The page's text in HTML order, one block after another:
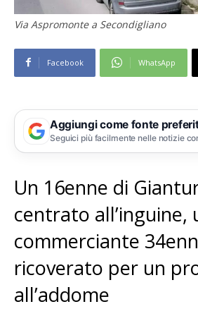
Via Aspromonte a Secondigliano
Facebook WhatsApp
Aggiungi come fonte
Seguici più facilmente nelle notizie
Un 16enne di
centrato all’inguine,
commerciante
ricoverato per un
all’addome